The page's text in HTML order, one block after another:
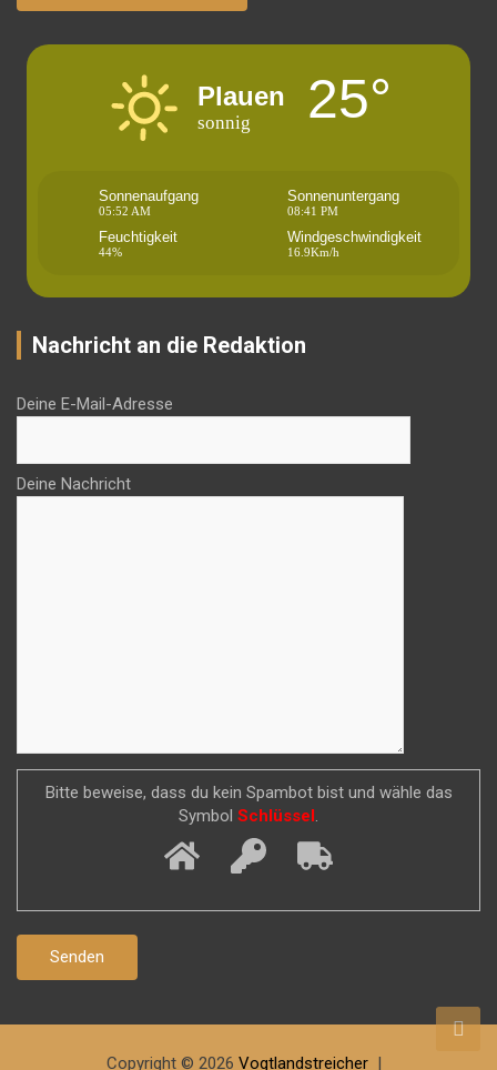
Plauen
sonnig 25°
Sonnenaufgang
05:52 AM
Sonnenuntergang
08:41 PM
Feuchtigkeit
44%
Windgeschwindigkeit
16.9Km/h
Nachricht an die Redaktion
Deine E-Mail-Adresse
Deine Nachricht
Bitte beweise, dass du kein Spambot bist und wähle das
Symbol Schlüssel.
Copyright © 2026 Vogtlandstreicher